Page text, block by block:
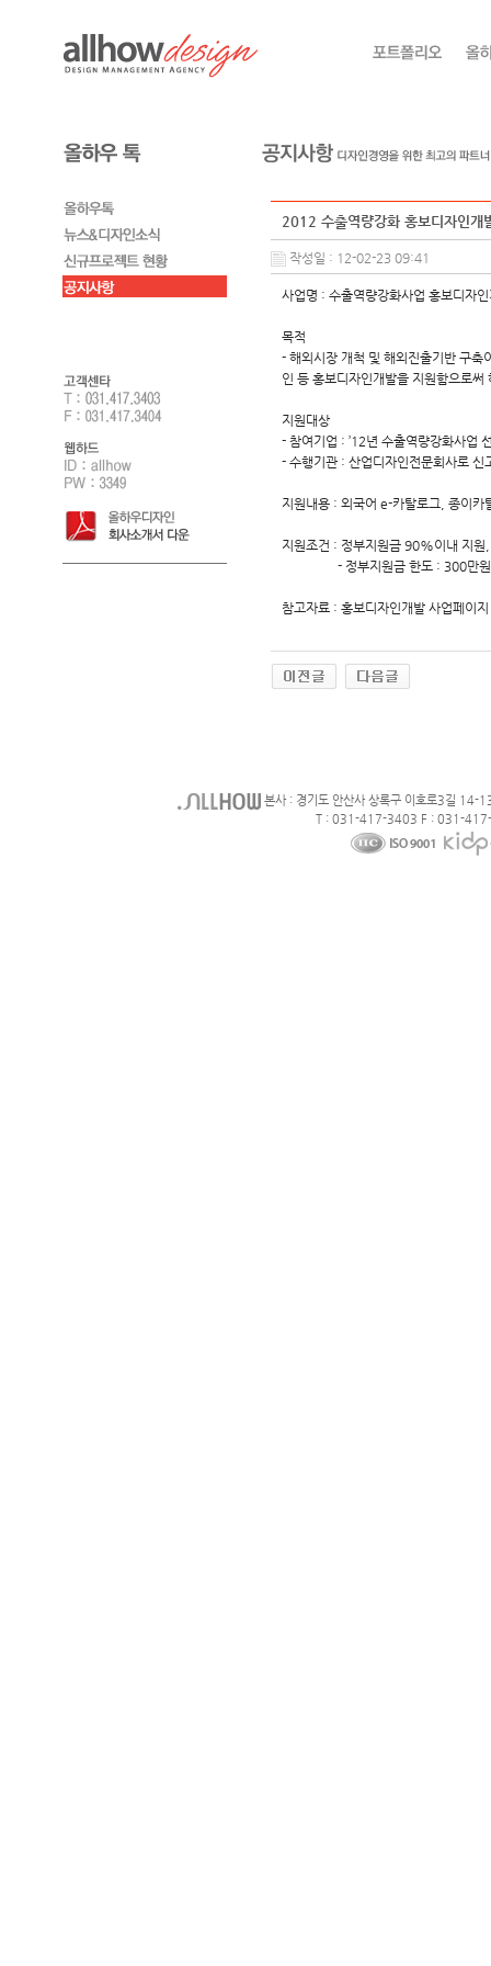
2012 수출역량강화 홍보디자인개
작성일 : 12-02-23 09:41
사업명 : 수출역량강화사업 홍보디자
목적
- 해외시장 개척 및 해외진출기반 구축
인 등 홍보디자인개발을 지원함으로
지원대상
- 참여기업 : ’12년 수출역량강화사업
- 수행기관 : 산업디자인전문회사로
지원내용 : 외국어 e-카탈로그, 종이카
지원조건 : 정부지원금 90%이내 지
- 정부지원금 한도 : 300만
참고자료 : 홍보디자인개발 사업페이
본사 : 경기도 안산사 상록구 이호로3길 14-
T : 031-417-3403 F : 031-